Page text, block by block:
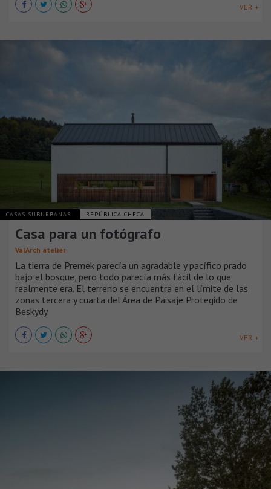
VER +
CASAS SUBURBANAS REPÚBLICA CHECA
Casa para un fotógrafo
ValArch ateliér
La tierra de Premek parecía un agradable y pacífico prado
bajo el bosque, pero todo parecía más fácil de lo que
realmente era. El terreno se encuentra en el límite de las
zonas tercera y cuarta del Área de Paisaje Protegido de
Beskydy.
VER +